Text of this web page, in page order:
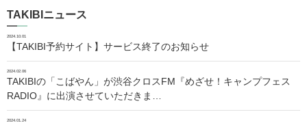
TAKIBIニュース
2024.10.01
【TAKIBI予約サイト】サービス終了のお知らせ
2024.02.06
TAKIBIの「こばやん」が渋谷クロスFM『めざせ！キャンプフェス
RADIO』に出演させていただきま…
2024.01.24